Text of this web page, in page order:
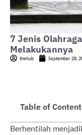
7 Jenis
Melakukannya
thehub September 28,
Table of
Berhentilah